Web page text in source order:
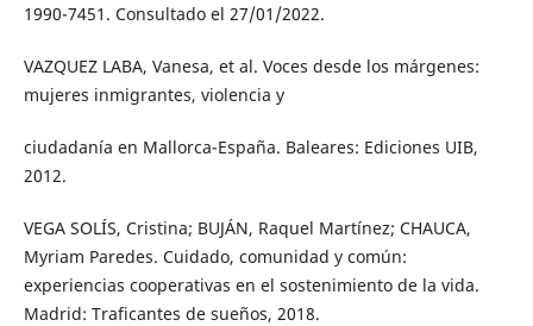
1990-7451. Consultado el 27/01/2022.
VAZQUEZ LABA, Vanesa, et al. Voces desde los márgenes:
mujeres inmigrantes, violencia y
ciudadanía en Mallorca-España. Baleares: Ediciones UIB,
2012.
VEGA SOLÍS, Cristina; BUJÁN, Raquel Martínez; CHAUCA,
Myriam Paredes. Cuidado, comunidad y común:
experiencias cooperativas en el sostenimiento de la vida.
Madrid: Traficantes de sueños, 2018.